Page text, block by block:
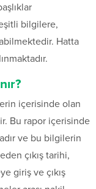
bilgilere,
Hatta
içerisinde olan
Bu rapor içerisinde
ve bu bilgilerin
çıkış tarihi,
giriş ve çıkış